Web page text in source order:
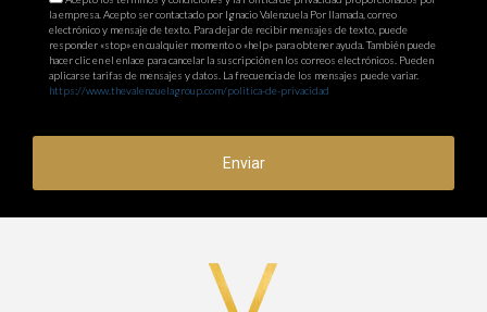
la empresa. Acepto ser contactado por Ignacio Valenzuela Por llamada, correo
electrónico y mensaje de texto. Para dejar de recibir mensajes de texto, puede
responder «stop» en cualquier momento o «help» para obtener ayuda. También puede
hacer clic en el enlace para cancelar la suscripción en los correos electrónicos. Pueden
aplicarse tarifas de mensajes y datos. La frecuencia de los mensajes puede variar.
https://www.thevalenzuelagroup.com/politica-de-privacidad
Enviar